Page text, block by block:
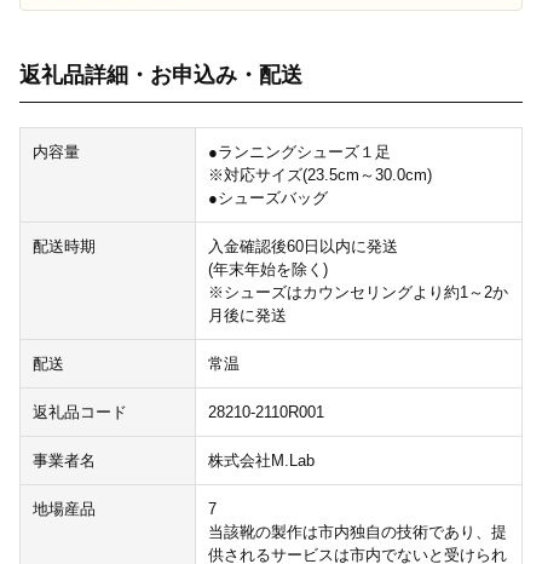
返礼品詳細・お申込み・配送
内容量
●ランニングシューズ１足
※対応サイズ(23.5cm～30.0cm)
●シューズバッグ
配送時期
入金確認後60日以内に発送
(年末年始を除く)
※シューズはカウンセリングより約1～2か
月後に発送
配送 常温
返礼品コード 28210-2110R001
事業者名 株式会社M.Lab
地場産品
7
当該靴の製作は市内独自の技術であり、提
供されるサービスは市内でないと受けられ